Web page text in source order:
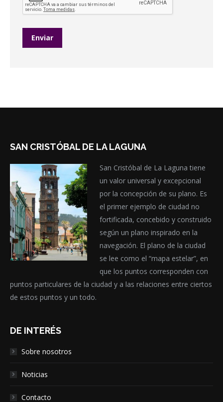
SAN CRISTÓBAL DE LA LAGUNA
San Cristóbal de La Laguna tiene
un valor universal y excepcional
por la concepción de su plano. Es
el primer ejemplo de ciudad no
fortificada, concebido y construido
según un plano inspirado en la
navegación. El plano de la ciudad
se lee como el “mapa estelar”, en
que los puntos corresponden con
puntos particulares de la ciudad y a las relaciones entre ciertos
de estos puntos y un todo.
DE INTERÉS
Sobre nosotros
Noticias
Contacto